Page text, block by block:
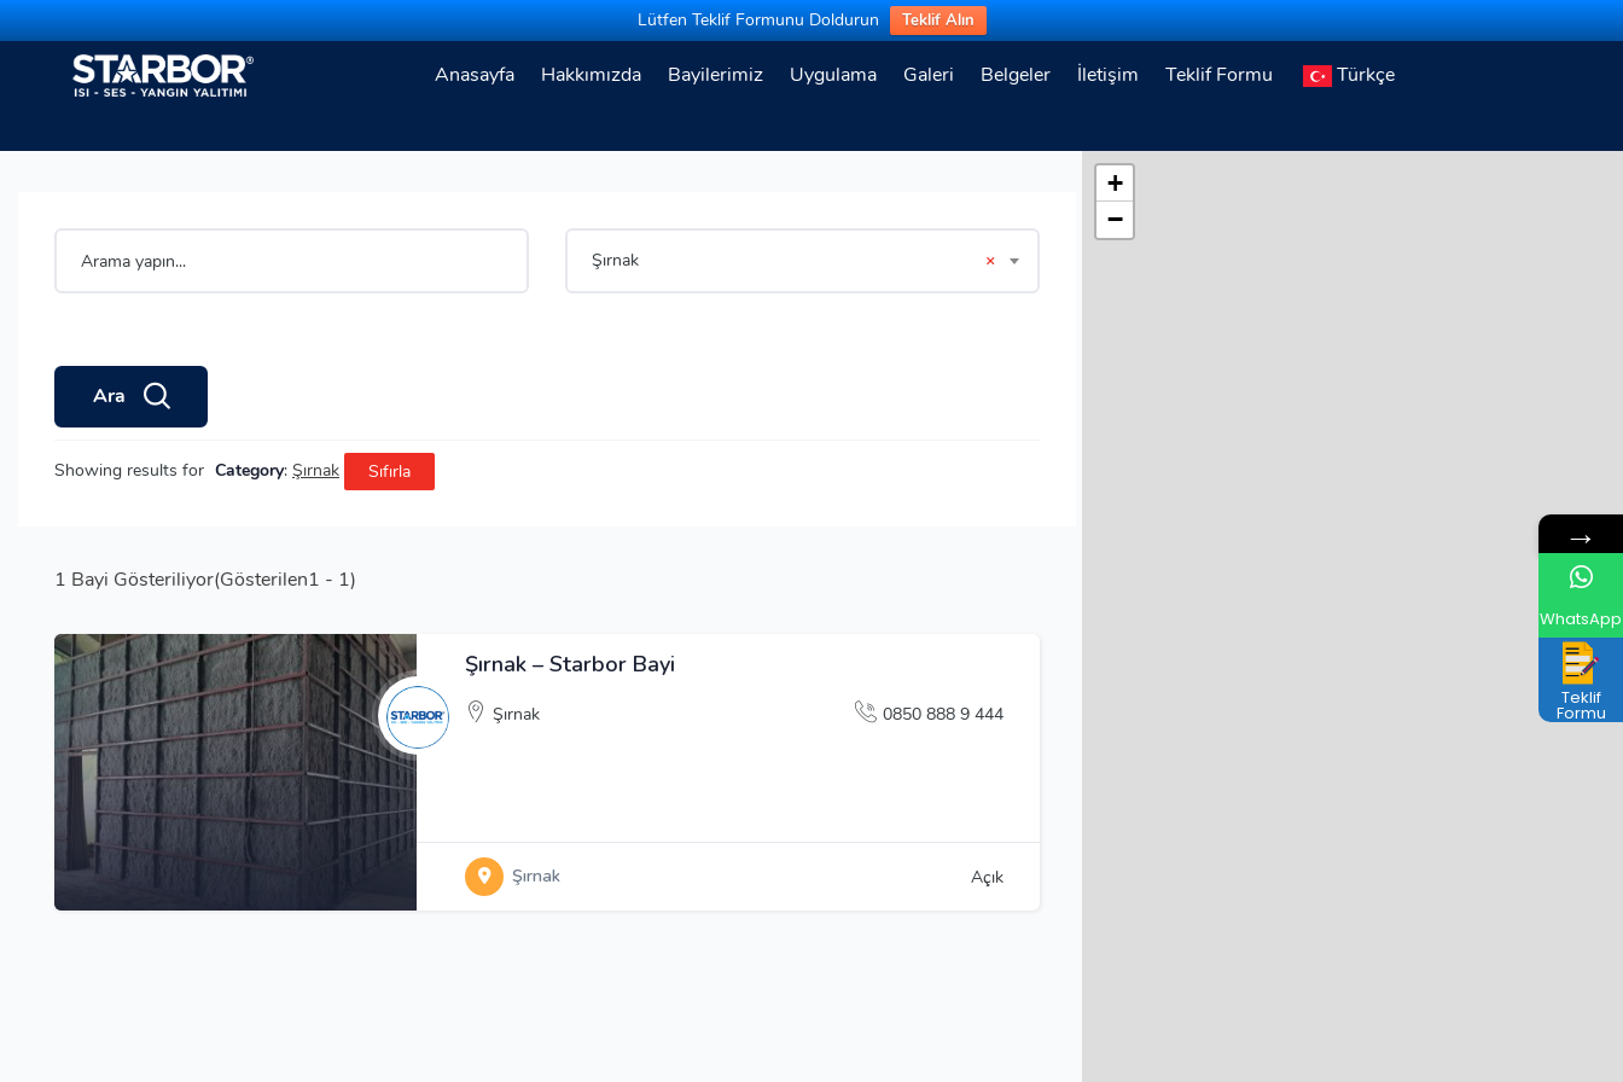
Lütfen Teklif Formunu Doldurun Teklif Alın
Anasayfa Hakkımızda Bayilerimiz Uygulama Galeri Belgeler İletişim Teklif Formu Türkçe
×
Şırnak
Ara
Showing results for Category: Şırnak Sıfırla
1 Bayi Gösteriliyor(Gösterilen1 - 1)
Şırnak – Starbor Bayi
Şırnak 0850 888 9 444
Şırnak Açık
+
−
→
WhatsApp
Teklif
Formu